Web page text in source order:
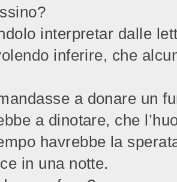
interpretar dalle
inferire, che
a donare un
a dinotare, che
havrebbe la
in una notte.